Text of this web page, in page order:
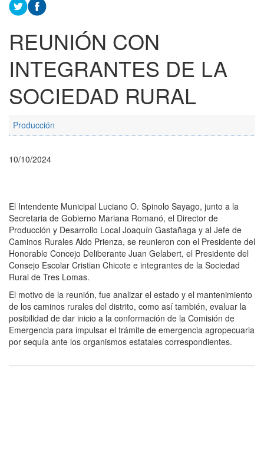
REUNIÓN CON
INTEGRANTES DE LA
SOCIEDAD RURAL
Producción
10/10/2024
El Intendente Municipal Luciano O. Spinolo Sayago, junto a la
Secretaria de Gobierno Mariana Romanó, el Director de
Producción y Desarrollo Local Joaquín Gastañaga y al Jefe de
Caminos Rurales Aldo Prienza, se reunieron con el Presidente del
Honorable Concejo Deliberante Juan Gelabert, el Presidente del
Consejo Escolar Cristian Chicote e integrantes de la Sociedad
Rural de Tres Lomas.
El motivo de la reunión, fue analizar el estado y el mantenimiento
de los caminos rurales del distrito, como así también, evaluar la
posibilidad de dar inicio a la conformación de la Comisión de
Emergencia para impulsar el trámite de emergencia agropecuaria
por sequía ante los organismos estatales correspondientes.